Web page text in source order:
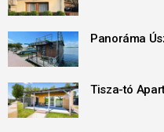
Panoráma
Tisza-tó